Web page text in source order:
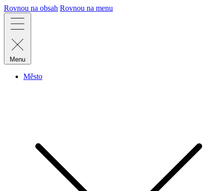
Rovnou na obsah Rovnou na menu
Menu
Město